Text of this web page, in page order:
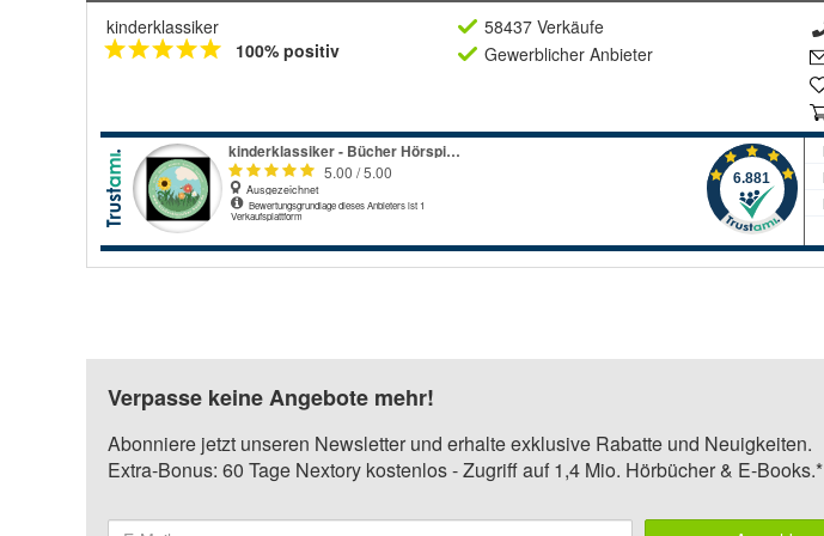
kinderklassiker
100% positiv
58437 Verkäufe
Gewerblicher Anbieter
Verpasse keine Angebote mehr!
Abonniere jetzt unseren Newsletter und erhalte exklusive Rabatte und Neuigkeiten.
Extra-Bonus: 60 Tage Nextory kostenlos - Zugriff auf 1,4 Mio. Hörbücher & E-Books.*